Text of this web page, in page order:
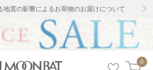
地震の影響によるお荷物のお届けについて
0